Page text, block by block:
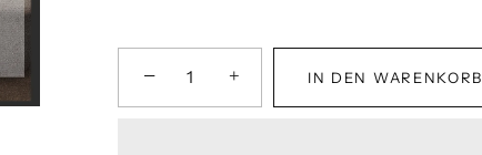
Breite:(cm)
Breite:(cm)
− + IN DEN WARENKORB